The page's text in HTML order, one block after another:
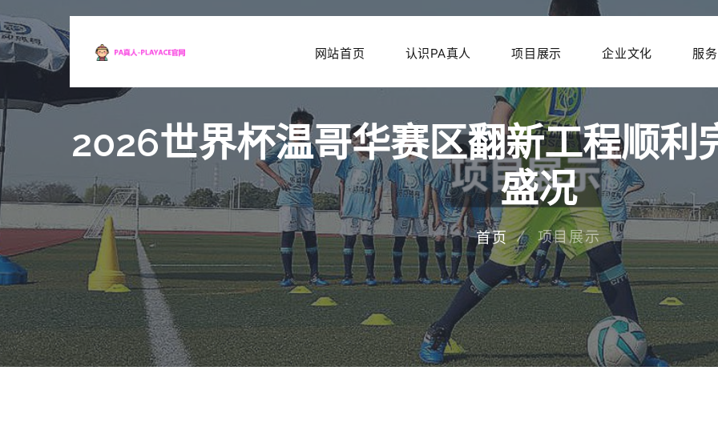
网站首页 认识PA真人 项目展示 企业文化 服
2026世界杯温哥华赛区翻新工程顺利
盛况
首页 项目展示